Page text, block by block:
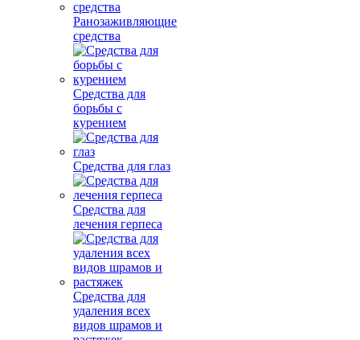
Ранозаживляющие
средства
Средства для
борьбы с
курением
Средства для глаз
Средства для
лечения герпеса
Средства для
удаления всех
видов шрамов и